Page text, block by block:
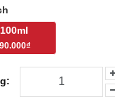
100ml